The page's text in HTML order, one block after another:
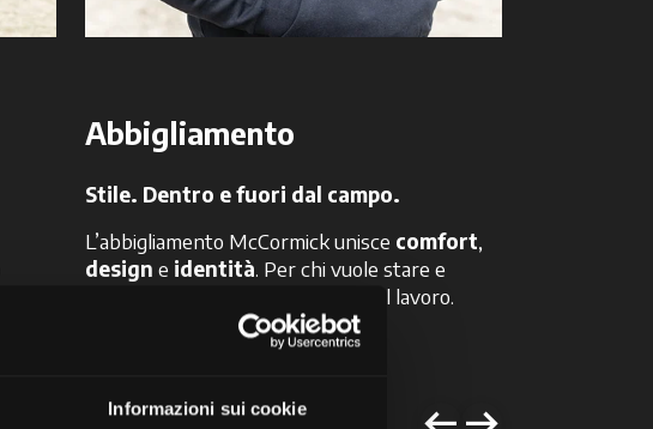
Informazioni sui cookie
Abbigliamento
Stile. Dentro e fuori dal campo.
L’abbigliamento McCormick unisce comfort,
design e identità. Per chi vuole stare e
sentirsi alla grande, anche fuori dal lavoro.
Disponibile per uomo e per donna.